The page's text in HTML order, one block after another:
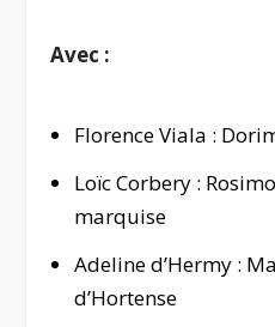
Avec :
Florence Viala :
Loïc Corbery :
marquise
Adeline d’Hermy :
d’Hortense